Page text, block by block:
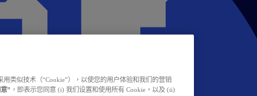
类似技术（“Cookie”），以使您的用户体验和我们的营销
” ，即表示您同意 (i) 我们设置和使用所有 Cookie，以及 (ii)